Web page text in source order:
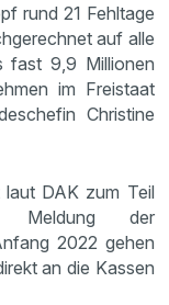
rund 21 Fehltage
auf alle
fast 9,9 Millionen
im Freistaat
Christine
laut DAK zum Teil
Meldung der
2022 gehen
an die Kassen